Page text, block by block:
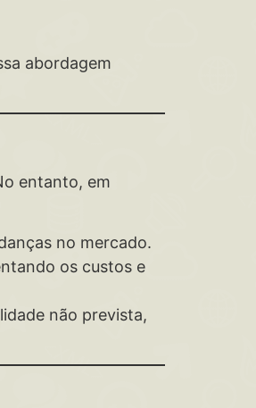
abordagem
entanto, em
no mercado.
os custos e
não prevista,